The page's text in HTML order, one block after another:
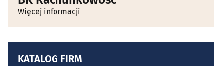
Więcej informacji
KATALOG FIRM